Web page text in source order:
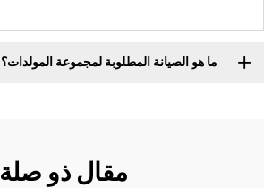
ما هو الصيانة المطلوبة لمجموعة المولدات؟
مقال ذو صلة